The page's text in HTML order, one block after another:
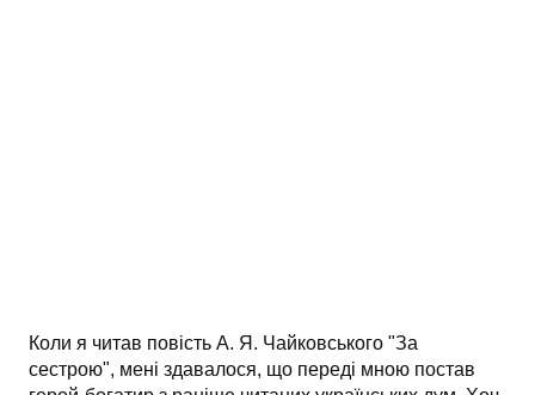
Коли я читав повість А. Я. Чайковського "За
сестрою", мені здавалося, що переді мною постав